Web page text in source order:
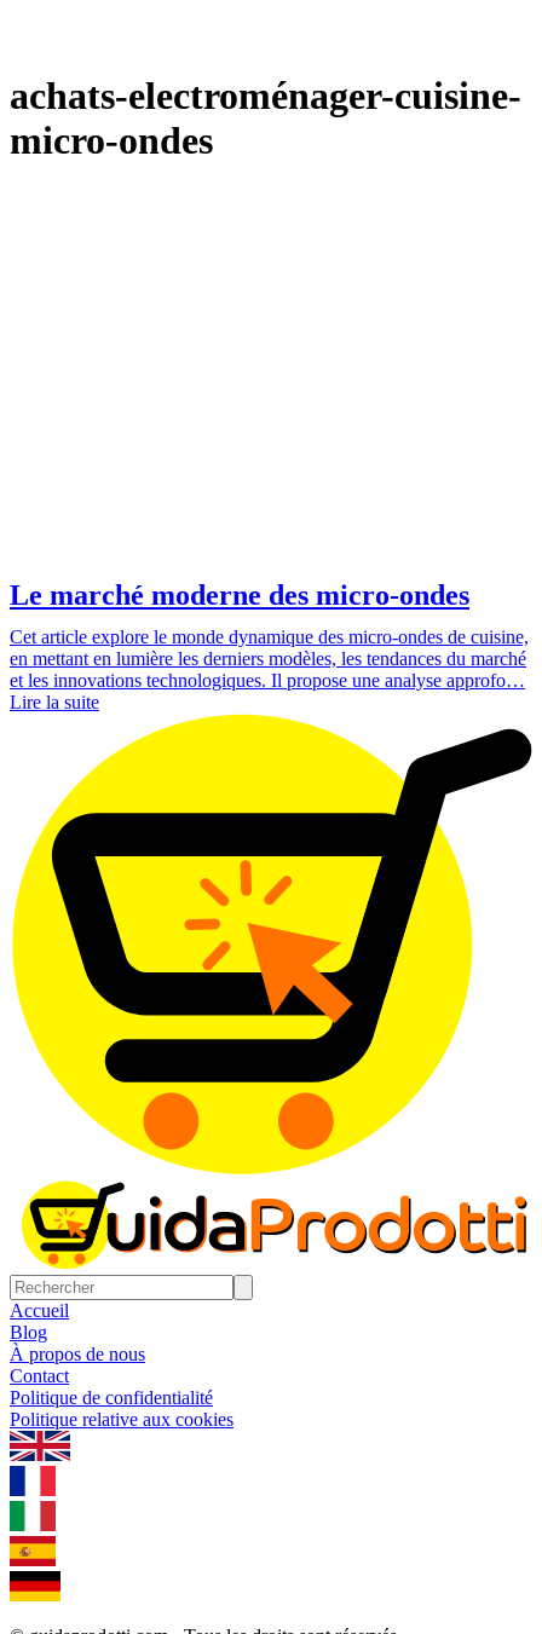
achats-electroménager-cuisine-
micro-ondes
Le marché moderne des micro-ondes
Cet article explore le monde dynamique des micro-ondes de cuisine,
en mettant en lumière les derniers modèles, les tendances du marché
et les innovations technologiques. Il propose une analyse approfo…
Lire la suite
Accueil
Blog
À propos de nous
Contact
Politique de confidentialité
Politique relative aux cookies